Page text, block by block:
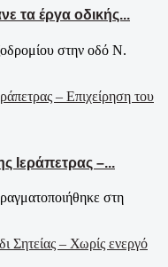
τα έργα οδικής...
στην οδό Ν.
Ιεράπετρας –...
στη